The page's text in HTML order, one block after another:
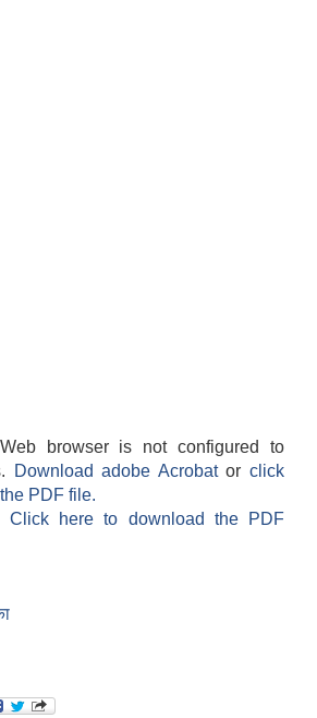
browser is not configured to
Download adobe Acrobatorclick
PDF file.
Click here to download the PDF